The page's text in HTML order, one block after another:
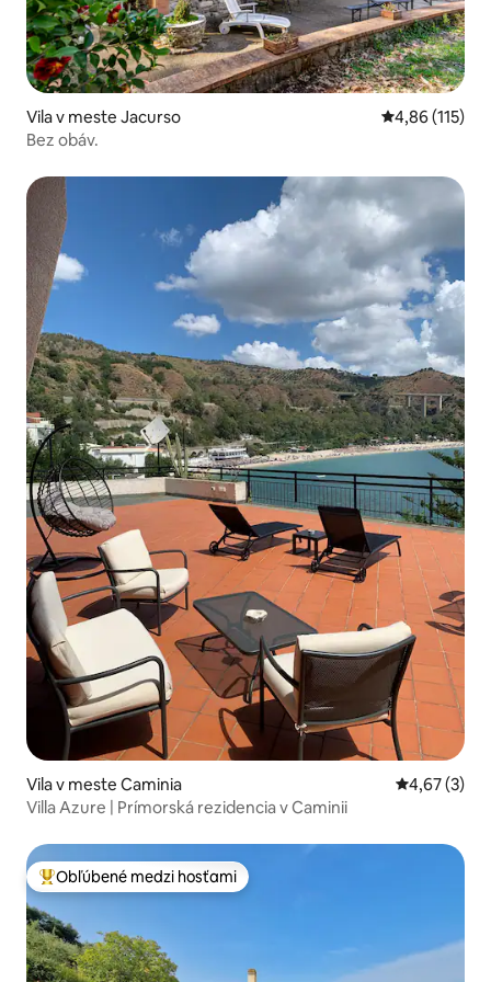
Vila v meste Jacurso Priemerné
4,86 (115)
Bez obáv.
Vila v meste Caminia Priemerné
4,67 (3)
Villa Azure | Prímorská rezidencia v Caminii
Najobľúbenejšie medzi hosťami
Obľúbené medzi hosťami